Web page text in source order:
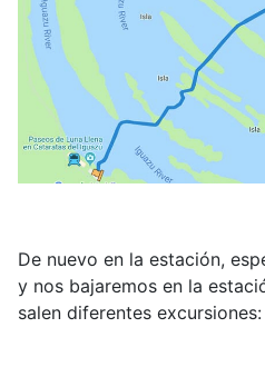
De nuevo en la estación,
y nos bajaremos en la
salen diferentes excursiones: